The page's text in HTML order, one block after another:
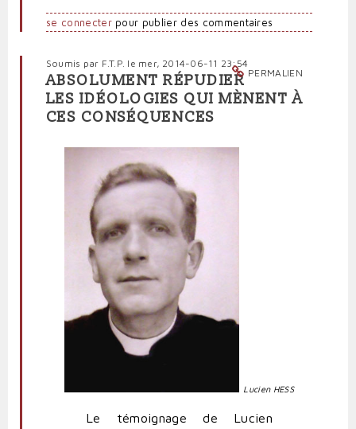
se connecterpour publier des commentaires
PERMALIEN
Soumis par F.T.P. le mer, 2014-06-11 23:54
ABSOLUMENT RÉPUDIER
LES IDÉOLOGIES QUI MÈNENT À
CES CONSÉQUENCES
Lucien HESS
Le témoignage de Lucien